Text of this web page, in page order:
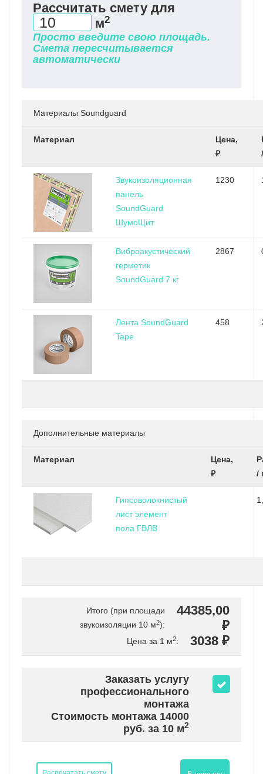
Рассчитать смету для
м2
Просто введите свою площадь.
Смета пересчитывается
автоматически
Материалы Soundguard
Материал
Цена,
₽
Звукоизоляционная
панель
SoundGuard
ШумоЩит
1230
Виброакустический
герметик
SoundGuard 7 кг
2867
Лента SoundGuard
Tape
458
Дополнительные материалы
Материал
Цена,
₽
/
Гипсоволокнистый
лист элемент
пола ГВЛВ
Итого (при площади
звукоизоляции 10 м2):
44385,00
₽
Цена за 1 м2: 3038 ₽
Заказать услугу
профессионального
монтажа
Стоимость монтажа 14000
руб. за 10 м2